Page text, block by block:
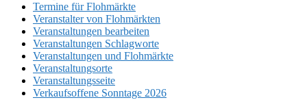
Termine für Flohmärkte
Veranstalter von Flohmärkten
Veranstaltungen bearbeiten
Veranstaltungen Schlagworte
Veranstaltungen und Flohmärkte
Veranstaltungsorte
Veranstaltungsseite
Verkaufsoffene Sonntage 2026